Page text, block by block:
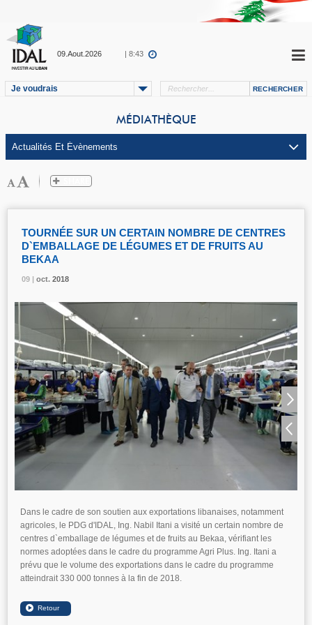
09.Aout.2026 | 8:43
Je voudrais
MÉDIATHÈQUE
09 | oct. 2018
TOURNÉE SUR UN CERTAIN NOMBRE DE CENTRES
D`EMBALLAGE DE LÉGUMES ET DE FRUITS AU
BEKAA
09 | oct. 2018
09 | oct. 2018
09 | oct. 2018
Dans le cadre de son soutien aux exportations libanaises, notamment
agricoles, le PDG d'IDAL, Ing. Nabil Itani a visité un certain nombre de
centres d`emballage de légumes et de fruits au Bekaa, vérifiant les
normes adoptées dans le cadre du programme Agri Plus. Ing. Itani a
prévu que le volume des exportations dans le cadre du programme
atteindrait 330 000 tonnes à la fin de 2018.